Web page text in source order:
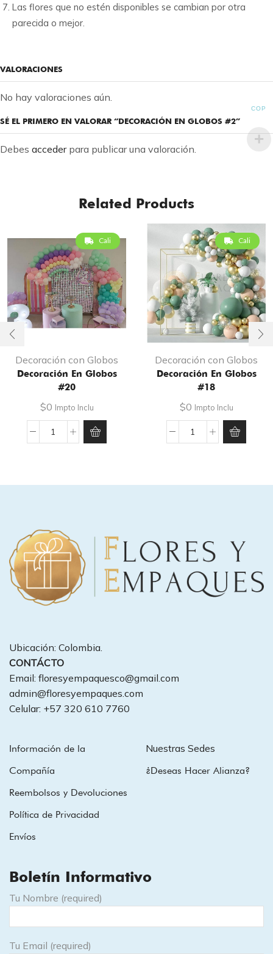
Las flores que no estén disponibles se cambian por otra
parecida o mejor.
VALORACIONES
No hay valoraciones aún.
SÉ EL PRIMERO EN VALORAR “DECORACIÓN EN GLOBOS #2”
Debes accederpara publicar una valoración.
Related Products
Cali
Decoración con Globos
Decoración En Globos
#20
$0 Impto Inclu
Decoración
#20
Cali
Decoración con Globos
Decoración En Globos
#18
$0 Impto Inclu
Decoración
#18
Ubicación: Colombia.
CONTÁCTO
Email: floresyempaquesco@gmail.com
admin@floresyempaques.com
Celular: +57 320 610 7760
Información de la
Compañía
Reembolsos y Devoluciones
Política de Privacidad
Envíos
Nuestras Sedes
¿Deseas Hacer Alianza?
Boletín Informativo
Tu Nombre (required)
Tu Email (required)
COP